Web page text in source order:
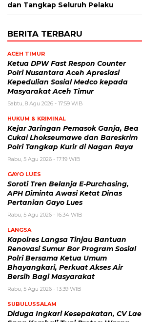
dan Tangkap Seluruh Pelaku
BERITA TERBARU
ACEH TIMUR
Ketua DPW Fast Respon Counter
Polri Nusantara Aceh Apresiasi
Kepedulian Sosial Medco kepada
Masyarakat Aceh Timur
Sabtu, 8 Agu 2026 - 17:59 WIB
HUKUM & KRIMINAL
Kejar Jaringan Pemasok Ganja, Bea
Cukai Lhokseumawe dan Bareskrim
Polri Tangkap Kurir di Nagan Raya
Rabu, 5 Agu 2026 - 17:19 WIB
GAYO LUES
Soroti Tren Belanja E-Purchasing,
APH Diminta Awasi Ketat Dinas
Pertanian Gayo Lues
Rabu, 5 Agu 2026 - 16:34 WIB
LANGSA
Kapolres Langsa Tinjau Bantuan
Renovasi Sumur Bor Program Sosial
Polri Bersama Ketua Umum
Bhayangkari, Perkuat Akses Air
Bersih Bagi Masyarakat
Rabu, 5 Agu 2026 - 13:39 WIB
SUBULUSSALAM
Diduga Ingkari Kesepakatan, CV Lae